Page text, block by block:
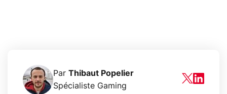
Par Thibaut Popelier
Spécialiste Gaming